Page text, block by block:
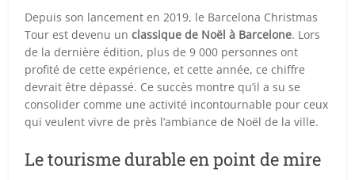
Depuis son lancement en 2019, le Barcelona Christmas
Tour est devenu unclassique de Noël à Barcelone. Lors
de la dernière édition, plus de 9 000 personnes ont
profité de cette expérience, et cette année, ce chiffre
devrait être dépassé. Ce succès montre qu’il a su se
consolider comme une activité incontournable pour ceux
qui veulent vivre de près l’ambiance de Noël de la ville.
Le tourisme durable en point de mire